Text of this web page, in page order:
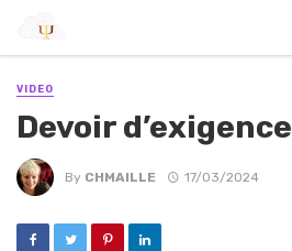
VIDEO
Devoir d’exigence
By CHMAILLE 17/03/2024